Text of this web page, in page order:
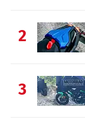
2
3